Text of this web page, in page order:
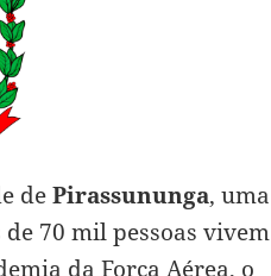
dePirassununga, uma
70 mil pessoas vivem
da Força Aérea, o